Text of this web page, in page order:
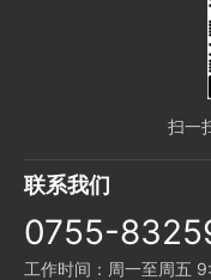
扫一
联系我们
0755-
工作时间：周一至周五